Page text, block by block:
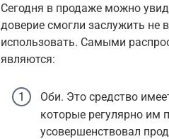
Сегодня в продаже можно
доверие смогли заслужить не
использовать. Самыми
являются:
Оби. Это средство
которые регулярно им
усовершенствовал